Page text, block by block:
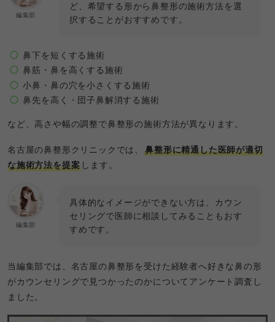
編集部
ど、希望する形から鼻整形の施術方法を選
択することがおすすめです。
鼻下を短くする施術
鼻筋・鼻を高くする施術
小鼻・鼻の穴を小さくする施術
鼻先を高く・団子鼻解消する施術
など、高さや幅の調整で鼻整形の施術方法が異なります。
名古屋の鼻整形クリニックでは、鼻整形に精通した医師が適切
な施術方法を提案 します。
編集部
具体的なイメージができない方は、カウン
セリングで医師に相談してみることもおす
すめです。
当編集部では、名古屋の鼻整形を受けた経験者へ好きな鼻の形
がカウンセリングで見つかったのかについてアンケート調査し
ました。